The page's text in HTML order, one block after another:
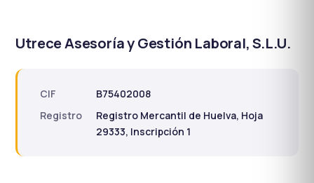
Utrece Asesoría y Gestión Laboral, S.L.U.
CIF
B75402008
Registro
Registro Mercantil de Huelva, Hoja
29333, Inscripción 1